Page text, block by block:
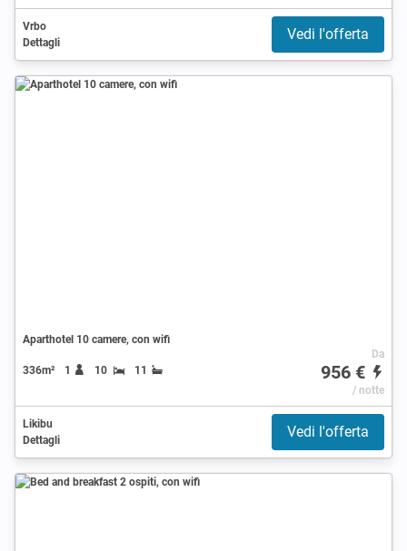
Vrbo
Dettagli
Vedi l'offerta
Aparthotel 10 camere, con wifi
336m² 1 10 11
Da
956 €
/ notte
Likibu
Dettagli
Vedi l'offerta